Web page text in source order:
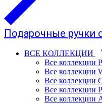
Подарочные ручки
ВСЕ КОЛЛЕКЦИИ
Все коллекции
Все коллекции
Все коллекции
Все коллекции
Все коллекции